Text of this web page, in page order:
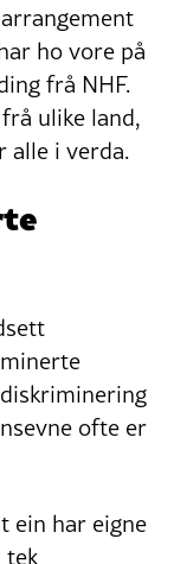
ho vore på
frå NHF.
ulike land,
alle i verda.
ofte er
ein har eigne
tek